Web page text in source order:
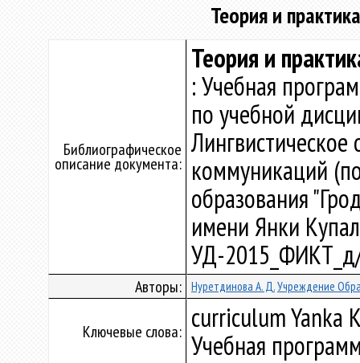
Теория и
Библиографическое
описание документа:
Теория и
: Учебная
по учебной
коммуникаций
образования
имени Янки
УД-
Авторы: Нуретдинова А. Д.Учреждение
Ключевые слова: curriculum Yanka
Учебная